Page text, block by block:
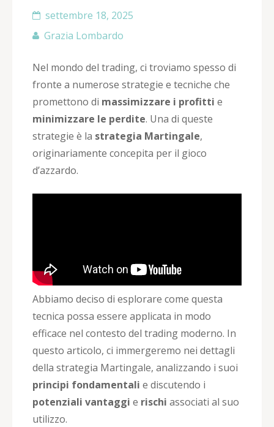
settembre 18, 2025
Grazia Lombardo
Nel mondo del trading, ci troviamo spesso di
fronte a numerose strategie e tecniche che
promettono di massimizzare i profitti e
minimizzare le perdite. Una di queste
strategie è la strategia Martingale,
originariamente concepita per il gioco
d’azzardo.
Abbiamo deciso di esplorare come questa
tecnica possa essere applicata in modo
efficace nel contesto del trading moderno. In
questo articolo, ci immergeremo nei dettagli
della strategia Martingale, analizzando i suoi
principi fondamentali e discutendo i
potenziali vantaggi e rischi associati al suo
utilizzo.